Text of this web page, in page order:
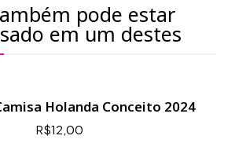
pode estar
em um destes
Holanda Conceito 2024
R$12,00